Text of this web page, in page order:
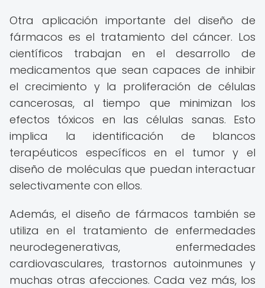
Otra aplicación importante del diseño de
fármacos es el tratamiento del cáncer. Los
científicos trabajan en el desarrollo de
medicamentos que sean capaces de inhibir
el crecimiento y la proliferación de células
cancerosas, al tiempo que minimizan los
efectos tóxicos en las células sanas. Esto
implica la identificación de blancos
terapéuticos específicos en el tumor y el
diseño de moléculas que puedan interactuar
selectivamente con ellos.
Además, el diseño de fármacos también se
utiliza en el tratamiento de enfermedades
neurodegenerativas, enfermedades
cardiovasculares, trastornos autoinmunes y
muchas otras afecciones. Cada vez más, los